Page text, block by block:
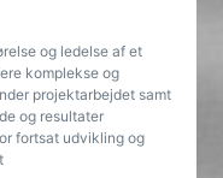
og ledelse af et
komplekse og
projektarbejdet samt
og resultater
fortsat udvikling og